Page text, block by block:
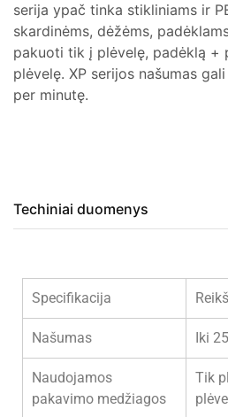
serija ypač tinka stikliniams ir
skardinėms, dėžėms,
pakuoti tik į plėvelę, padėklą +
plėvelę. XP serijos našumas
per minutę.
Techiniai duomenys
Specifikacija
Našumas Iki
Naudojamos
pakavimo medžiagos
Tik